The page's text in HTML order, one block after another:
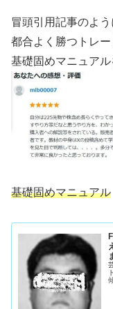
冒頭引用記事のよう
都合よく勝つトレー
基礎固めマニュアル
基礎固めマニュアル